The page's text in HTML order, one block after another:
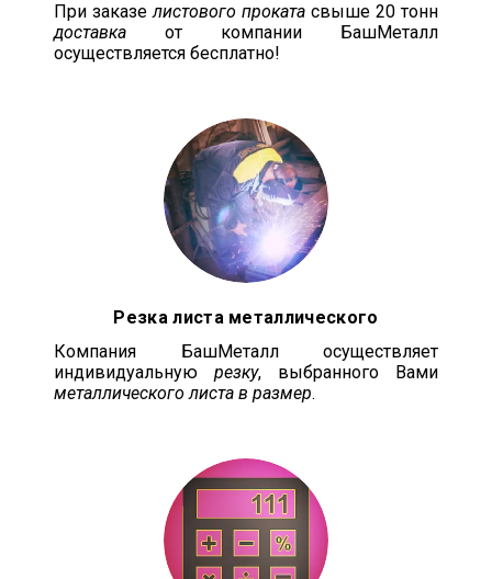
При заказелистового проката свыше 20 тонн
доставка от компании БашМеталл
осуществляется бесплатно!
Резка листа металлического
Компания БашМеталл осуществляет
индивидуальную резку, выбранного Вами
металлического листа в размер.